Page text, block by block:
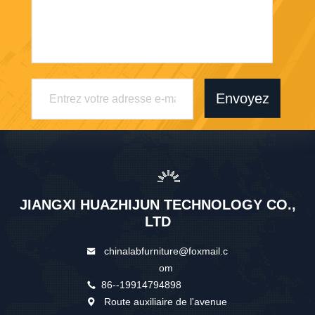
Envoyez
JIANGXI HUAZHIJUN TECHNOLOGY CO.,
LTD
chinalabfurniture@foxmail.c
om
86--19914794898
Route auxiliaire de l'avenue